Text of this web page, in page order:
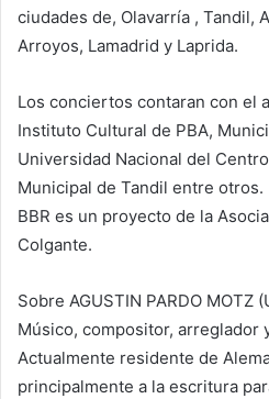
ciudades de, Olavarría , Tandil,
Arroyos, Lamadrid y Laprida.
Los conciertos contaran con el
Instituto Cultural de PBA,
Universidad Nacional del
Municipal de Tandil entre otros.
BBR es un proyecto de la
Colgante.
Sobre AGUSTIN PARDO MOTZ
Músico, compositor, arreglador
Actualmente residente de
principalmente a la escritura